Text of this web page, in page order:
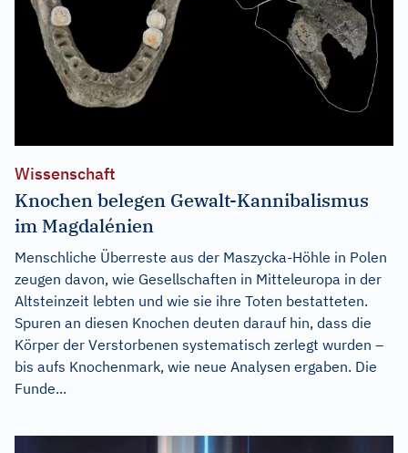
Wissenschaft
Knochen belegen Gewalt-Kannibalismus
im Magdalénien
Menschliche Überreste aus der Maszycka-Höhle in Polen
zeugen davon, wie Gesellschaften in Mitteleuropa in der
Altsteinzeit lebten und wie sie ihre Toten bestatteten.
Spuren an diesen Knochen deuten darauf hin, dass die
Körper der Verstorbenen systematisch zerlegt wurden –
bis aufs Knochenmark, wie neue Analysen ergaben. Die
Funde...